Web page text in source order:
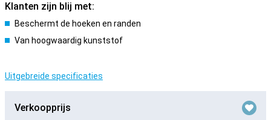
Klanten zijn blij met:
Beschermt de hoeken en randen
Van hoogwaardig kunststof
Uitgebreide specificaties
Verkoopprijs